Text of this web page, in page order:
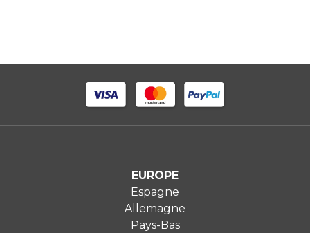
EUROPE
Espagne
Allemagne
Pays-Bas